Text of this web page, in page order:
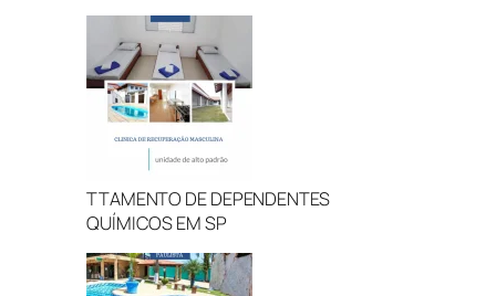
TTAMENTO DE DEPENDENTES
QUÍMICOS EM SP